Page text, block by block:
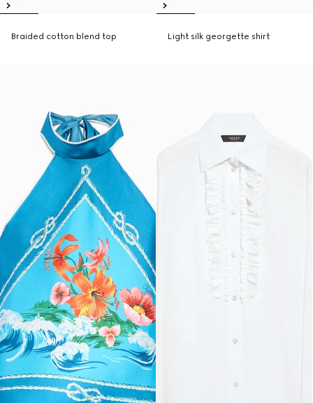
Braided cotton blend top Light silk georgette shirt